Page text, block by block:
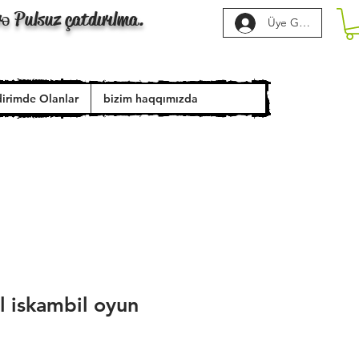
Pulsuz çatdırılma. Üye Girişi
Olanlar bizim haqqımızda
iskambil oyun